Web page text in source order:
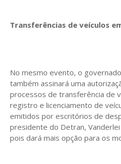
Transferências de veículos
No mesmo evento, o
também assinará uma
processos de transferência de
registro e licenciamento de
emitidos por escritórios de
presidente do Detran,
pois dará mais opção para os